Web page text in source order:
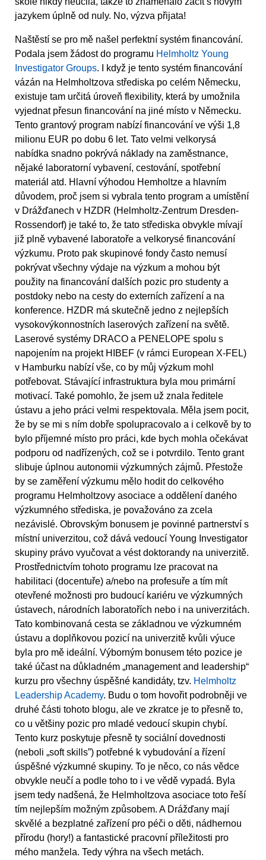
jazykem úplně od nuly. No, výzva přijata!
Naštěstí se pro mě našel perfektní systém financování.
Podala jsem žádost do programu Helmholtz Young
Investigator Groups. I když je tento systém financování
vázán na Helmholtzova střediska po celém Německu,
existuje tam určitá úroveň flexibility, která by umožnila
vyjednat přesun financování na jiné místo v Německu.
Tento grantový program nabízí financování ve výši 1,8
milionu EUR po dobu 6 let. Tato velmi velkorysá
nabídka snadno pokrývá náklady na zaměstnance,
nějaké laboratorní vybavení, cestování, spotřební
materiál atd. Hlavní výhodou Hemholtze a hlavním
důvodem, proč jsem si vybrala tento program a umístění
v Drážďanech v HZDR (Helmholtz-Zentrum Dresden-
Rossendorf) je také to, že tato střediska obvykle mívají
již plně vybavené laboratoře a velkorysé financování
výzkumu. Proto pak skupinové fondy často nemusí
pokrývat všechny výdaje na výzkum a mohou být
použity na financování dalších pozic pro studenty a
postdoky nebo na cesty do externích zařízení a na
konference. HZDR má skutečně jedno z nejlepších
vysokovýkonnostních laserových zařízení na světě.
Laserové systémy DRACO a PENELOPE spolu s
napojením na projekt HIBEF (v rámci European X-FEL)
v Hamburku nabízí vše, co by můj výzkum mohl
potřebovat. Stávající infrastruktura byla mou primární
motivací. Také pomohlo, že jsem už znala ředitele
ústavu a jeho práci velmi respektovala. Měla jsem pocit,
že by se mi s ním dobře spolupracovalo a i celkově by to
bylo příjemné místo pro práci, kde bych mohla očekávat
podporu od nadřízených, což se i potvrdilo. Tento grant
slibuje úplnou autonomii výzkumných zájmů. Přestože
by se zaměření výzkumu mělo hodit do celkového
programu Helmholtzovy asociace a oddělení daného
výzkumného střediska, je považováno za zcela
nezávislé. Obrovským bonusem je povinné partnerství s
místní univerzitou, což dává vedoucí Young Investigator
skupiny právo vyučovat a vést doktorandy na univerzitě.
Prostřednictvím tohoto programu lze pracovat na
habilitaci (docentuře) a/nebo na profesuře a tím mít
otevřené možnosti pro budoucí kariéru ve výzkumných
ústavech, národních laboratořích nebo i na univerzitách.
Tato kombinovaná cesta se základnou ve výzkumném
ústavu a doplňkovou pozicí na univerzitě kvůli výuce
byla pro mě ideální. Výborným bonusem této pozice je
také účast na důkladném „management and leadership“
kurzu pro všechny úspěšné kandidáty, tzv. Helmholtz
Leadership Academy. Budu o tom hovořit podrobněji ve
druhé části tohoto blogu, ale ve zkratce je to přesně to,
co u většiny pozic pro mladé vedoucí skupin chybí.
Tento kurz poskytuje přesně ty sociální dovednosti
(neboli „soft skills”) potřebné k vybudování a řízení
úspěšné výzkumné skupiny. To je něco, co nás vědce
obvykle neučí a podle toho to i ve vědě vypadá. Byla
jsem tedy nadšená, že Helmholtzova asociace toto řeší
tím nejlepším možným způsobem. A Drážďany mají
skvělé a bezplatné zařízení pro péči o děti, nádhernou
přírodu (hory!) a fantastické pracovní příležitosti pro
mého manžela. Tedy výhra na všech metách.